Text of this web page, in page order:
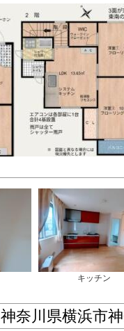
キッチン
神奈川県横浜市